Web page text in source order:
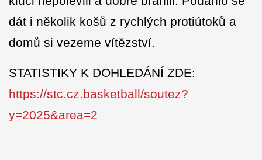
dát i několik košů z rychlých protiútoků a
domů si vezeme vítězství.
STATISTIKY K DOHLEDÁNÍ ZDE:
https://stc.cz.basketball/soutez?
y=2025&area=2